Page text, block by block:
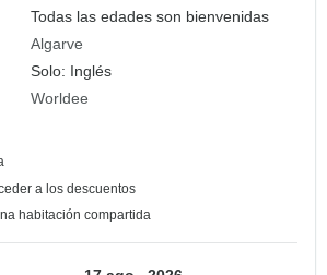
Todas las edades son bienvenidas
Algarve
Solo: Inglés
Worldee
a los descuentos
habitación compartida